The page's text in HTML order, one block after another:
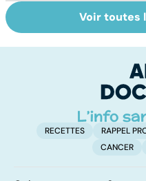
Tout savoir sur
les infections
Voir toutes
RECETTES RAPPEL
CANCER